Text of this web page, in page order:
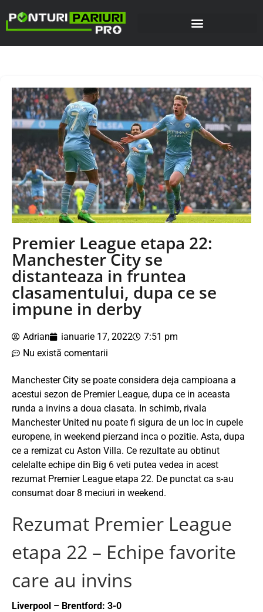
Premier League etapa 22:
Manchester City se
distanteaza in fruntea
clasamentului, dupa ce se
impune in derby
Adrian ianuarie 17, 2022
7:51 pm
Nu există comentarii
Manchester City se poate considera deja campioana a
acestui sezon de Premier League, dupa ce in aceasta
runda a invins a doua clasata. In schimb, rivala
Manchester United nu poate fi sigura de un loc in cupele
europene, in weekend pierzand inca o pozitie. Asta, dupa
ce a remizat cu Aston Villa. Ce rezultate au obtinut
celelalte echipe din Big 6 veti putea vedea in acest
rezumat Premier League etapa 22. De punctat ca s-au
consumat doar 8 meciuri in weekend.
Rezumat Premier League
etapa 22 – Echipe favorite
care au invins
Liverpool – Brentford: 3-0